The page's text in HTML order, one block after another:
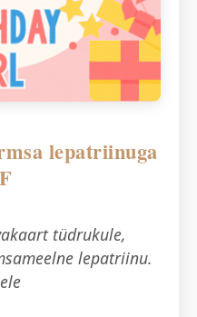
lepatriinuga
tüdrukule,
lepatriinu.